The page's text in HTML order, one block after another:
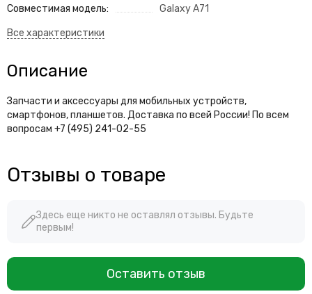
Совместимая модель: Galaxy A71
Описание
Запчасти и аксессуары для мобильных устройств,
смартфонов, планшетов. Доставка по всей России! По всем
вопросам +7 (495) 241-02-55
Отзывы о товаре
Здесь еще никто не оставлял отзывы. Будьте
первым!
Оставить отзыв